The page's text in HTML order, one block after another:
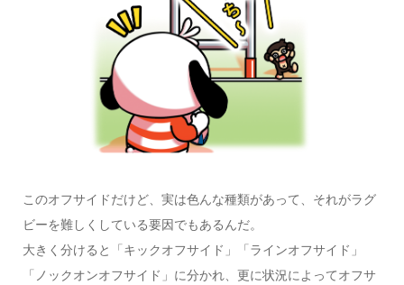
このオフサイドだけど、実は色んな種類があって、それがラグ
ビーを難しくしている要因でもあるんだ。
大きく分けると「キックオフサイド」「ラインオフサイド」
「ノックオンオフサイド」に分かれ、更に状況によってオフサ